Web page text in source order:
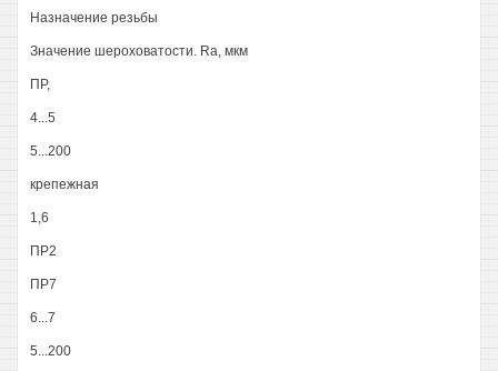
Назначение резьбы
Значение шероховатости. Ra, мкм
ПР,
4...5
5...200
крепежная
1,6
ПР2
ПР7
6...7
5...200